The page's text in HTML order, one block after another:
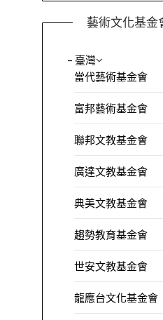
藝術文化基金
– 臺灣
當代藝術基金會
富邦藝術基金會
聯邦文教基金會
廣達文教基金會
典美文教基金會
趨勢教育基金會
世安文教基金會
龍應台文化基金會